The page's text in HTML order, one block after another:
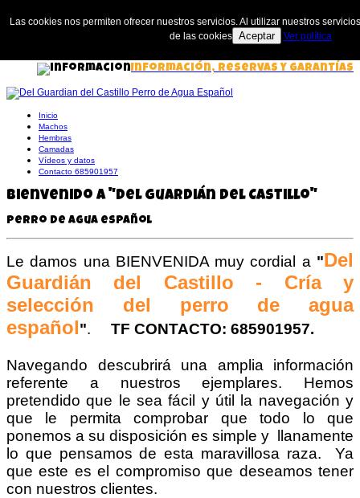
Información, Reservas y Garantías
Inicio
Machos
Hembras
Camadas
Vídeos y datos
Contacto 685901957
Bienvenido a "Del Guardián del Castillo"
Perro de agua español
Le damos una BIENVENIDA muy cordial a "Del
Guardián del Castillo - Cría y
selección del perro de agua
español". TF CONTACTO: 685901957.
Navegando descubrirá una amplia información
referente a nuestros ejemplares. Hemos
pretendido que le sea fácil y útil la navegación y
que le permita comprobar que todo lo que
ponemos a su disposición es simple y llanamente
lo que pensamos de esta maravillosa raza. Ya
que este es el compromiso que deseamos tener
con nuestros clientes.
Las cookies nos permiten ofrecer nuestros servicios. Al utilizar nuestros
de las cookies
Aceptar Ver política